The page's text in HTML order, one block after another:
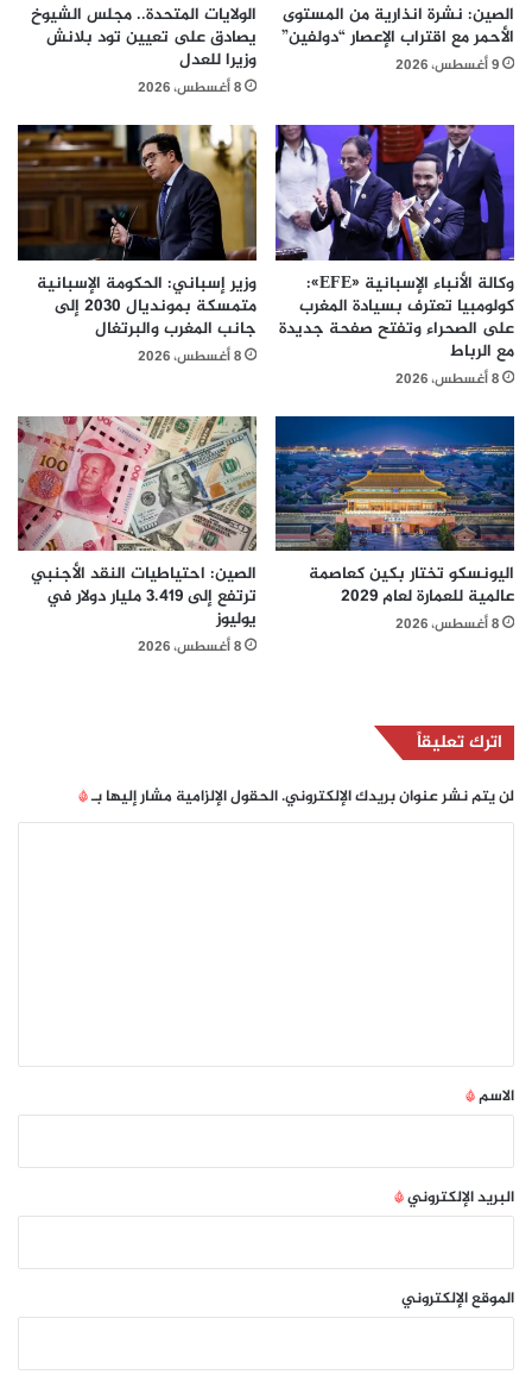
الصين: نشرة انذارية من المستوى
الأحمر مع اقتراب الإعصار “دولفين”
9 أغسطس، 2026
الولايات المتحدة.. مجلس الشيوخ
يصادق على تعيين تود بلانش
وزيرا للعدل
8 أغسطس، 2026
وكالة الأنباء الإسبانية «EFE»:
كولومبيا تعترف بسيادة المغرب
على الصحراء وتفتح صفحة جديدة
مع الرباط
8 أغسطس، 2026
وزير إسباني: الحكومة الإسبانية
متمسكة بمونديال 2030 إلى
جانب المغرب والبرتغال
8 أغسطس، 2026
اليونسكو تختار بكين كعاصمة
عالمية للعمارة لعام 2029
8 أغسطس، 2026
الصين: احتياطيات النقد الأجنبي
ترتفع إلى 3.419 مليار دولار في
يوليوز
8 أغسطس، 2026
اترك تعليقاً
لن يتم نشر عنوان بريدك الإلكتروني.الحقول الإلزامية مشار إليها بـ*
*
الاسم*
البريد الإلكتروني*
الموقع الإلكتروني